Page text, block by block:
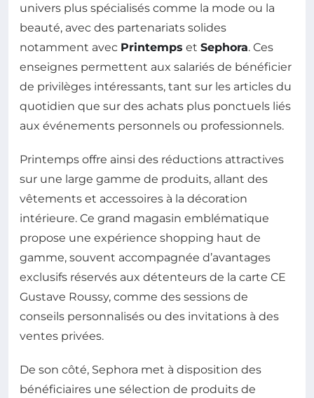
univers plus spécialisés comme la mode ou la
beauté, avec des partenariats solides
notamment avec Printemps et Sephora. Ces
enseignes permettent aux salariés de bénéficier
de privilèges intéressants, tant sur les articles du
quotidien que sur des achats plus ponctuels liés
aux événements personnels ou professionnels.
Printemps offre ainsi des réductions attractives
sur une large gamme de produits, allant des
vêtements et accessoires à la décoration
intérieure. Ce grand magasin emblématique
propose une expérience shopping haut de
gamme, souvent accompagnée d’avantages
exclusifs réservés aux détenteurs de la carte CE
Gustave Roussy, comme des sessions de
conseils personnalisés ou des invitations à des
ventes privées.
De son côté, Sephora met à disposition des
bénéficiaires une sélection de produits de